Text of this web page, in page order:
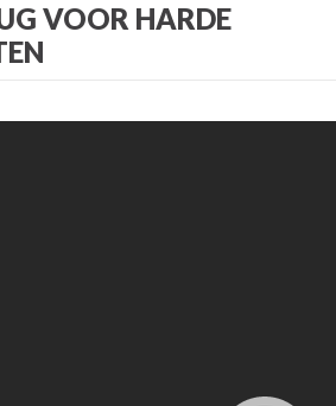
VOOR HARDE